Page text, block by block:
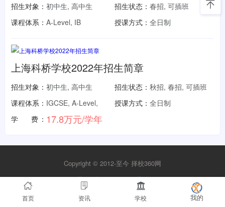
招生对象： 初中生, 高中生 招生状态： 春招, 可插班
课程体系： A-Level, IB 授课方式： 全日制
上海科桥学校2022年招生简章
招生对象： 初中生, 高中生 招生状态： 秋招, 春招, 可插班
课程体系： IGCSE, A-Level, 授课方式： 全日制
学 费： 17.8万元/学年
Copyright © 2012-至今 择校360网
苏ICP备2021026593号-1
首页 资讯 学校 我的